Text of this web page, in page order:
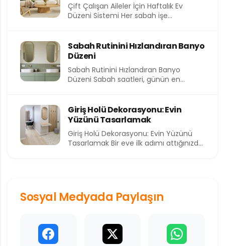
Çift Çalışan Aileler İçin Haftalık Ev
Düzeni Sistemi Her sabah işe
Sabah Rutinini Hızlandıran Banyo
Düzeni
Sabah Rutinini Hızlandıran Banyo
Düzeni Sabah saatleri, günün en
Giriş Holü Dekorasyonu: Evin
Yüzünü Tasarlamak
Giriş Holü Dekorasyonu: Evin Yüzünü
Tasarlamak Bir eve ilk adımı attığınızda
Sosyal Medyada Paylaşın